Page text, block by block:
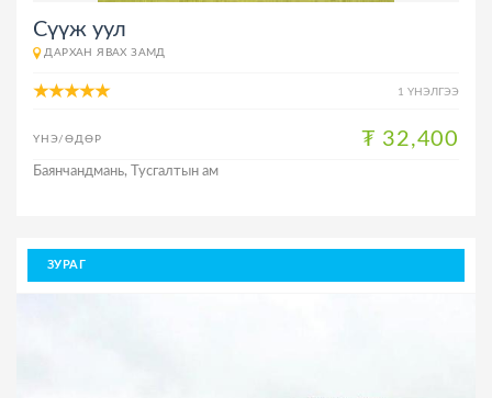
Сүүж уул
ДАРХАН ЯВАХ ЗАМД
1 ҮНЭЛГЭЭ
ҮНЭ/ӨДӨР ₮ 32,400
Баянчандмань, Тусгалтын ам
ЗУРАГ